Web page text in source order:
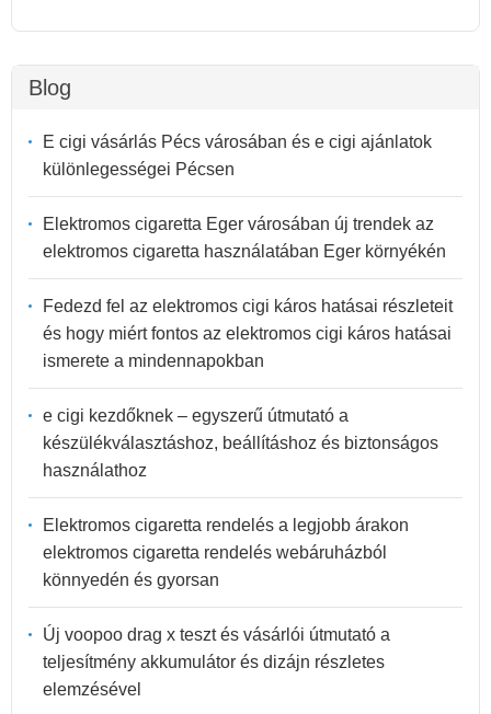
Blog
E cigi vásárlás Pécs városában és e cigi ajánlatok
különlegességei Pécsen
Elektromos cigaretta Eger városában új trendek az
elektromos cigaretta használatában Eger környékén
Fedezd fel az elektromos cigi káros hatásai részleteit
és hogy miért fontos az elektromos cigi káros hatásai
ismerete a mindennapokban
e cigi kezdőknek – egyszerű útmutató a
készülékválasztáshoz, beállításhoz és biztonságos
használathoz
Elektromos cigaretta rendelés a legjobb árakon
elektromos cigaretta rendelés webáruházból
könnyedén és gyorsan
Új voopoo drag x teszt és vásárlói útmutató a
teljesítmény akkumulátor és dizájn részletes
elemzésével